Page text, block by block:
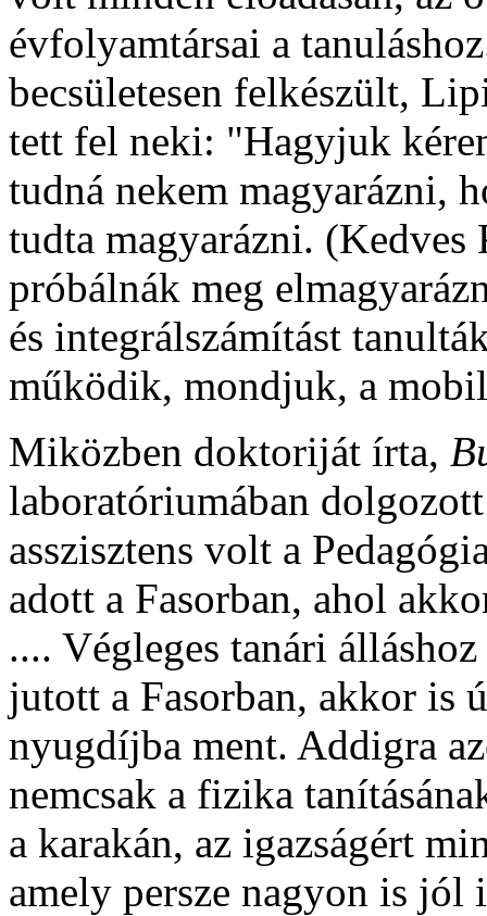
évfolyamtársai a
becsületesen felkészült,
tett fel neki: "Hagyjuk
tudná nekem magyarázni,
tudta magyarázni.
próbálnák meg
és integrálszámítást
működik, mondjuk, a
Miközben doktoriját írta,
laboratóriumában
asszisztens volt a
adott a Fasorban, ahol
.... Végleges tanári
jutott a Fasorban, akkor is
nyugdíjba ment. Addigra
nemcsak a fizika
a karakán, az igazságért
amely persze nagyon is jól